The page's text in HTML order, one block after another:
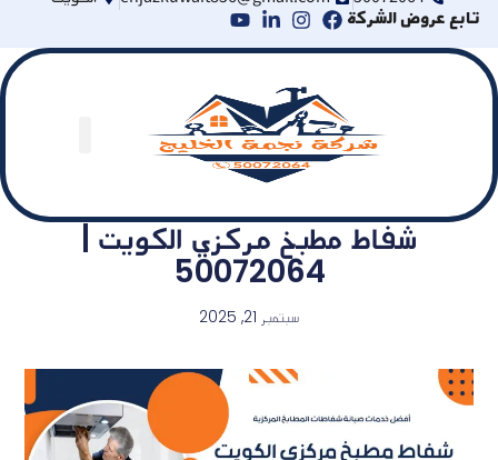
تابع عروض الشركة
شفاط مطبخ مركزي الكويت |
50072064
سبتمبر 21, 2025